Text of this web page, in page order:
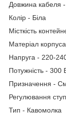
Довжина кабеля
Колір - Біла
Місткість
Матеріал
Напруга - 220-
Потужність - 300
Призначення -
Регулювання
Тип - Кавомолка